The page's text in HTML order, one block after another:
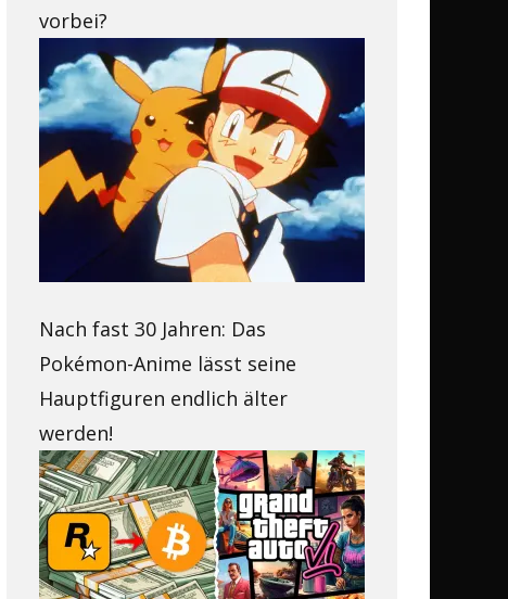
vorbei?
Nach fast 30 Jahren: Das
Pokémon-Anime lässt seine
Hauptfiguren endlich älter
werden!